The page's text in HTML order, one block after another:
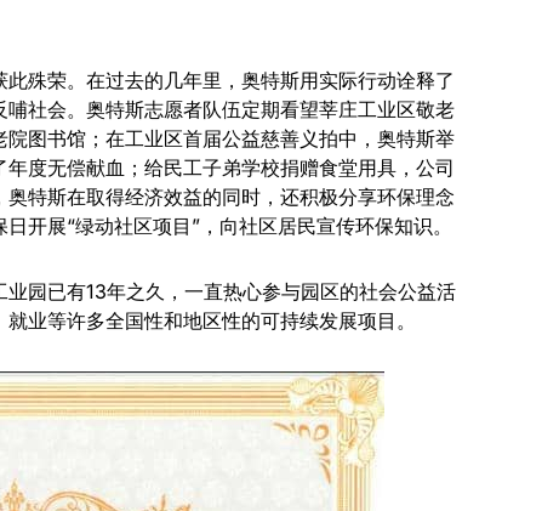
殊荣。在过去的几年里，奥特斯用实际行动诠释了
社会。奥特斯志愿者队伍定期看望莘庄工业区敬老
图书馆；在工业区首届公益慈善义拍中，奥特斯举
度无偿献血；给民工子弟学校捐赠食堂用具，公司
特斯在取得经济效益的同时，还积极分享环保理念
开展“绿动社区项目”，向社区居民宣传环保知识。
园已有13年之久，一直热心参与园区的社会公益活
业等许多全国性和地区性的可持续发展项目。